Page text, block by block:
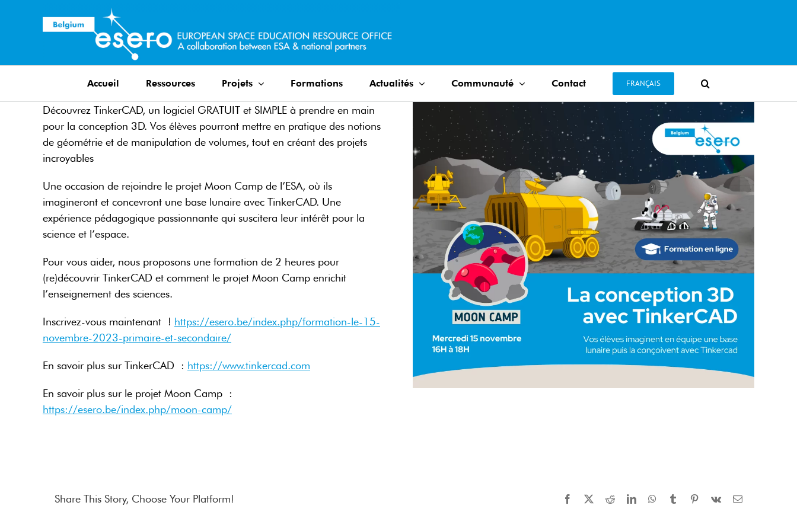
Accueil Ressources Projets Formations Actualités Communauté Contact FRANÇAIS
Découvrez TinkerCAD, un logiciel GRATUIT et SIMPLE à prendre en main
pour la conception 3D. Vos élèves pourront mettre en pratique des notions
de géométrie et de manipulation de volumes, tout en créant des projets
incroyables
Une occasion de rejoindre le projet Moon Camp de l’ESA, où ils
imagineront et concevront une base lunaire avec TinkerCAD. Une
expérience pédagogique passionnante qui suscitera leur intérêt pour la
science et l’espace.
Pour vous aider, nous proposons une formation de 2 heures pour
(re)découvrir TinkerCAD et comment le projet Moon Camp enrichit
l’enseignement des sciences.
Inscrivez-vous maintenant ! https://esero.be/index.php/formation-le-15-
novembre-2023-primaire-et-secondaire/
En savoir plus sur TinkerCAD : https://www.tinkercad.com
En savoir plus sur le projet Moon Camp :
https://esero.be/index.php/moon-camp/
Share This Story, Choose Your Platform! Facebook RedditLinkedInWhatsApp
Tumblr Pinterest
Vk Email